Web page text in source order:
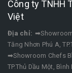
Công ty TNHH
Việt
Địa chỉ:
Tăng Nhơn Phú A,
➡Showroom Chefs
TP.Thủ Dầu Một, Bình